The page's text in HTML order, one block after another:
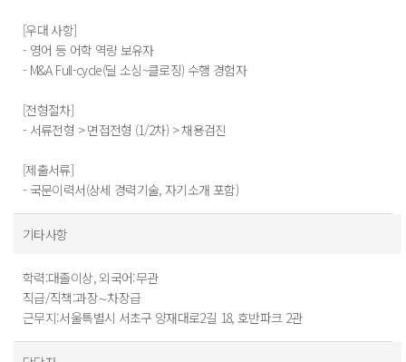
[우대 사항]
- 영어 등 어학 역량 보유자
- M&A Full-cycle(딜 소싱~클로징) 수행 경험자
[전형절차]
- 서류전형 > 면접전형 (1/2차) > 채용검진
[제출서류]
- 국문이력서(상세 경력기술, 자기소개 포함)
기타사항
학력:대졸이상, 외국어:무관
직급/직책:과장∼차장급
근무지:서울특별시 서초구 양재대로2길 18, 호반파크 2관